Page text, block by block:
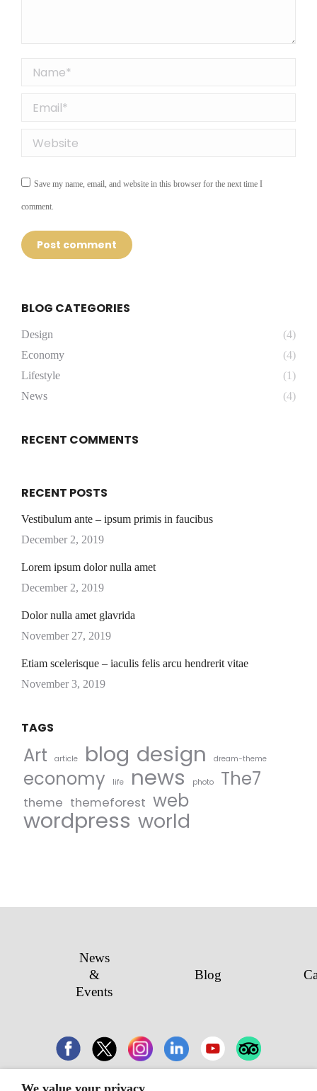
Name *
Email *
Website
Save my name, email, and website in this browser for the next time I
comment.
Post comment
BLOG CATEGORIES
Design
(4)
Economy
(4)
Lifestyle
(1)
News
(4)
RECENT COMMENTS
RECENT POSTS
Vestibulum ante – ipsum primis in faucibus
December 2, 2019
Lorem ipsum dolor nulla amet
December 2, 2019
Dolor nulla amet glavrida
November 27, 2019
Etiam scelerisque – iaculis felis arcu hendrerit vitae
November 3, 2019
TAGS
Art article blog design dream-theme
economy life news photo The7
theme themeforest web
wordpress world
News
&
Events
Blog
We value your privacy